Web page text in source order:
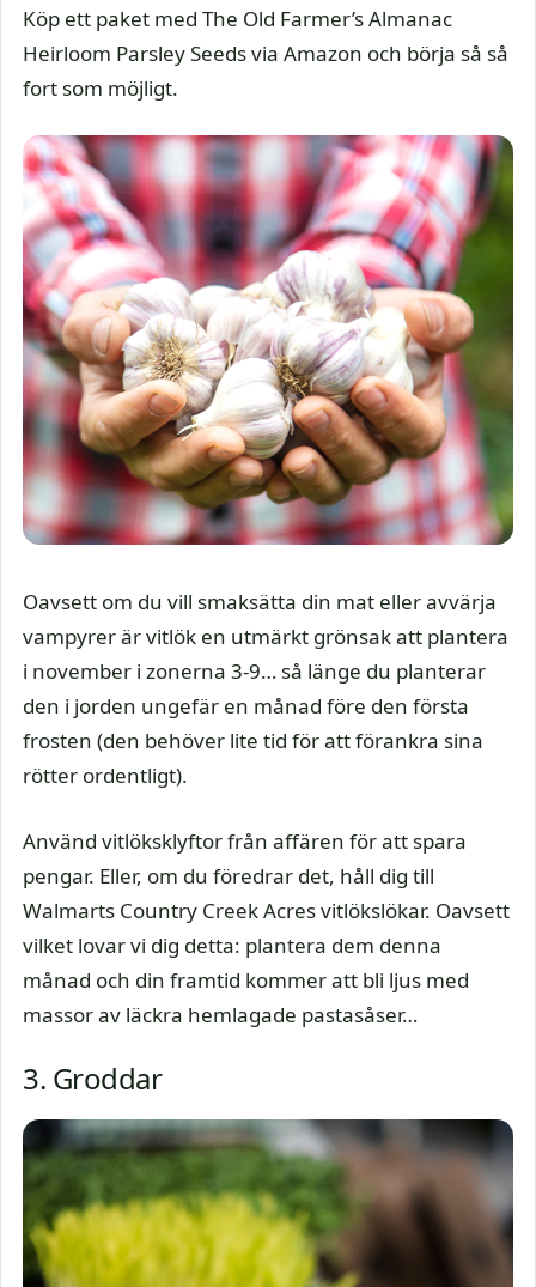
Köp ett paket med The Old Farmer’s Almanac
Heirloom Parsley Seeds via Amazon och börja så så
fort som möjligt.
Oavsett om du vill smaksätta din mat eller avvärja
vampyrer är vitlök en utmärkt grönsak att plantera
i november i zonerna 3-9… så länge du planterar
den i jorden ungefär en månad före den första
frosten (den behöver lite tid för att förankra sina
rötter ordentligt).
Använd vitlöksklyftor från affären för att spara
pengar. Eller, om du föredrar det, håll dig till
Walmarts Country Creek Acres vitlökslökar. Oavsett
vilket lovar vi dig detta: plantera dem denna
månad och din framtid kommer att bli ljus med
massor av läckra hemlagade pastasåser…
3. Groddar